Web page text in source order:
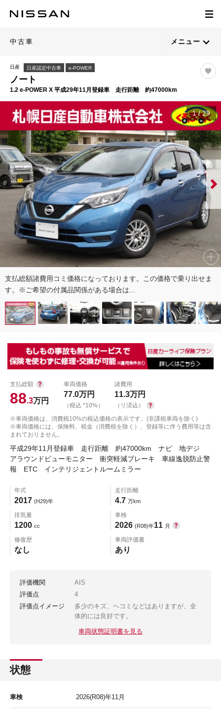
中古車 メニュー
日産 日産認定中古車 e-POWER
ノート
1.2 e-POWER X 平成29年11月登録車 走行距離 約47000km
1/29
支払総額諸費用コミ価格になっております。この価格で乗り出せま
す。※ご希望の付属品関係がある場合は...
支払総額
88.3万円
車両価格
77.0万円
（税込 *10%）
諸費用
11.3万円
（リ済込）
※車両価格は、消費税10%の税込価格の表示です。(非課税車両を除く)
※車両価格には、保険料、税金（消費税を除く）、登録等に伴う費用等は含
まれておりません。
平成29年11月登録車 走行距離 約47000km ナビ 地デジ
アラウンドビューモニター 衝突軽減ブレーキ 車線逸脱防止警
報 ETC インテリジェントルームミラー
年式
2017 (H29)年
走行距離
4.7 万km
排気量
1200 cc
車検
2026 (R08)年11 月
修復歴
なし
車両評価書
あり
評価機関
AIS
評価点
4
評価点イメージ
多少のキズ、ヘコミなどはありますが、全
体的には良好です。
車両状態証明書を見る
状態
車検 2026(R08)年11 月